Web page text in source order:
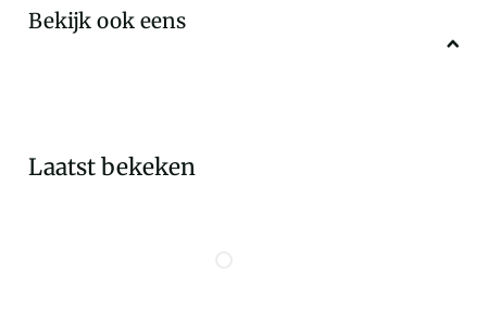
Bekijk ook eens
Laatst bekeken